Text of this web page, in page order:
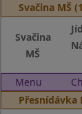
Svačina MŠ
Svačina
MŠ
Menu
Přesnídávka